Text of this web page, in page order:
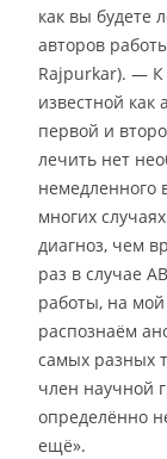
как вы будете
авторов
Rajpurkar). —
известной как
первой и
лечить нет
немедленного
многих
диагноз, чем
раз в случае
работы, на мой
распознаём
самых разных
член научной
определённо
ещё».